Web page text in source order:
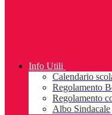
Info Utili
Calendario
Regolamento
Regolamento
Albo Sindacale